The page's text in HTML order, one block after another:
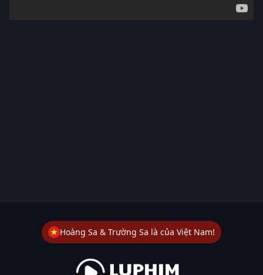
Hoàng Sa & Trường Sa là của Việt Nam!